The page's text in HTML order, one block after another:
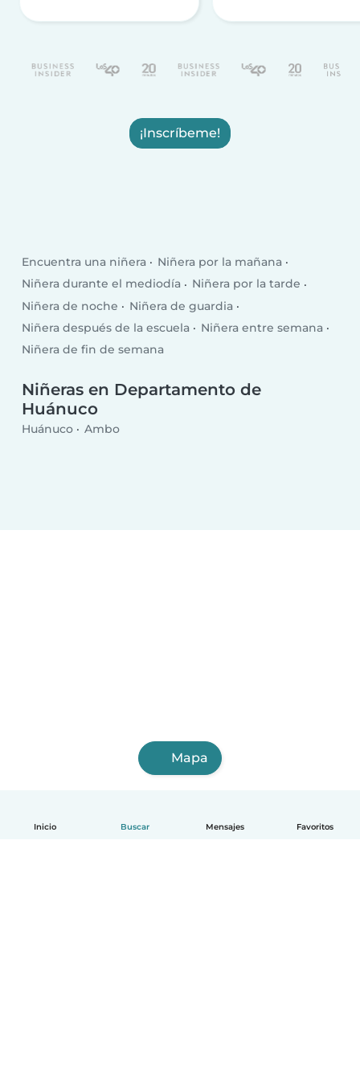
Inicio Buscar Mensajes Favoritos
¡Inscríbeme!
Encuentra una niñera
Niñera por la mañana
Niñera durante el mediodía
Niñera por la tarde
Niñera de noche
Niñera de guardia
Niñera después de la escuela
Niñera entre semana
Niñera de fin de semana
Niñeras en Departamento de
Huánuco
Huánuco Ambo
Mapa